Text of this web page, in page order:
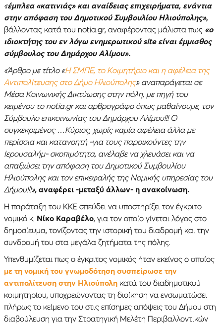
«έμπλεα «κατινιάς» και αναίδειας επιχειρήματα, ενάντια
στην απόφαση του Δημοτικού Συμβουλίου Ηλιούπολης»,
βάλλοντας κατά του notia.gr, αναφέροντας μάλιστα πως «ο
ιδιοκτήτης του εν λόγω ενημερωτικού site είναι έμμισθος
σύμβουλος του Δημάρχου Αλίμου».
«Άρθρο με τίτλο «H ΣΜΠΕ, το Κοιμητήριο και η αφέλεια της
Αντιπολίτευσης στο Δήμο Ηλιούπολης» αναπαράγεται σε
Μέσα Κοινωνικής Δικτύωσης στην πόλη, με πηγή του
κειμένου το notia.gr και αρθρογράφο όπως μαθαίνουμε, τον
Σύμβουλο επικοινωνίας του Δημάρχου Αλίμου!!! Ο
συγκεκριμένος …Κύριος, χωρίς καμία αφέλεια άλλα με
περίσσια και κατανοητή -για τους παροικούντες την
Ιερουσαλήμ- σκοπιμότητα, ανέλαβε να χλευάσει και να
απαξιώσει την απόφαση του Δημοτικού Συμβουλίου
Ηλιούπολης και τον επικεφαλής της Νομικής υπηρεσίας του
Δήμου!!!», αναφέρει -μεταξύ άλλων- η ανακοίνωση.
Η παράταξη του ΚΚΕ σπεύδει να υποστηρίξει τον έγκριτο
νομικό κ. Νίκο Καραβέλο, για τον οποίο γίνεται λόγος στο
δημοσίευμα, τονίζοντας την ιστορική του διαδρομή και την
συνδρομή του στα μεγάλα ζητήματα της πόλης.
Υπενθυμίζεται πως ο έγκριτος νομικός ήταν εκείνος ο οποίος
με τη νομική του γνωμοδότηση συσπείρωσε την
αντιπολίτευση στην Ηλιούπολη κατά του διαδημοτικού
κοιμητηρίου, υποχρεώνοντας τη διοίκηση να ενσωματώσει
πλήρως το κείμενο του στις επίσημες απόψεις του Δήμου στη
διαβούλευση για την Στρατηγική Μελέτη Περιβαλλοντικών